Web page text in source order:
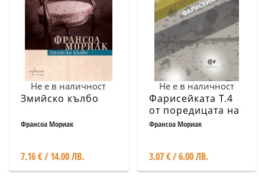
Не е в наличност
Змийско кълбо
Франсоа Мориак
7.16 € / 14.00 ЛВ.
Не е в наличност
Фарисейката Т.4
от поредицата на
Франсоа Мориак
Франсоа Мориак
3.07 € / 6.00 ЛВ.